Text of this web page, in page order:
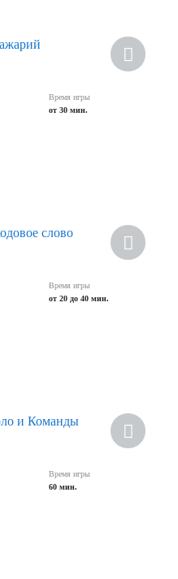
Время игры
от 30 мин.
Время игры
от 20 до 40 мин.
Время игры
60 мин.